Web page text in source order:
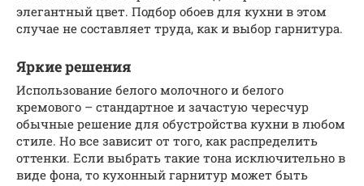
элегантный цвет. Подбор обоев для кухни в этом
случае не составляет труда, как и выбор гарнитура.
Яркие решения
Использование белого молочного и белого
кремового – стандартное и зачастую чересчур
обычные решение для обустройства кухни в любом
стиле. Но все зависит от того, как распределить
оттенки. Если выбрать такие тона исключительно в
виде фона, то кухонный гарнитур может быть